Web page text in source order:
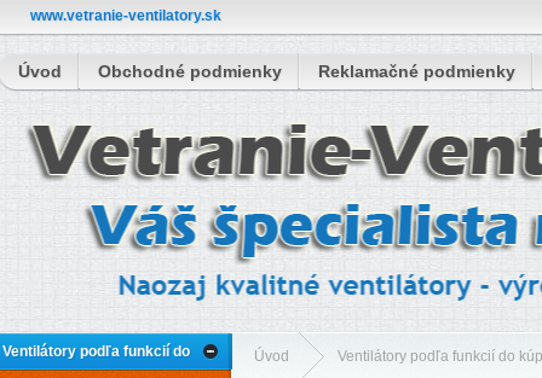
www.vetranie-ventilatory.sk
Úvod Obchodné podmienky Reklamačné podmienky
Úvod Ventilátory podľa funkcií do
Ventilátory podľa funkcií do